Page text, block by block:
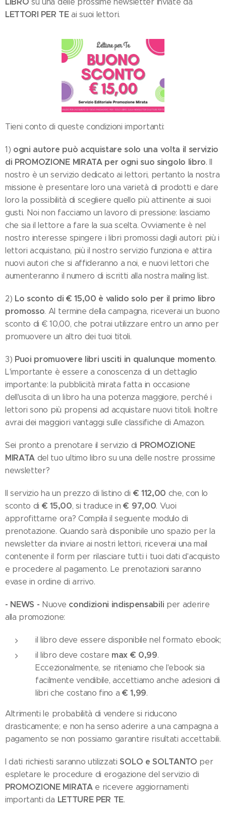
LETTORI PER TEai suoi lettori.
Tieni conto di queste condizioni importanti:
1) ogni autore può acquistare solo una volta il servizio
di PROMOZIONE MIRATA per ogni suo singolo libro. Il
nostro è un servizio dedicato ai lettori, pertanto la nostra
missione è presentare loro una varietà di prodotti e dare
loro la possibilità di scegliere quello più attinente ai suoi
gusti. Noi non facciamo un lavoro di pressione: lasciamo
che sia il lettore a fare la sua scelta. Ovviamente è nel
nostro interesse spingere i libri promossi dagli autori: più i
lettori acquistano, più il nostro servizio funziona e attira
nuovi autori che si affideranno a noi, e nuovi lettori che
aumenteranno il numero di iscritti alla nostra mailing list.
2) Lo sconto di € 15,00 è valido solo per il primo libro
promosso. Al termine della campagna, riceverai un buono
sconto di € 10,00, che potrai utilizzare entro un anno per
promuovere un altro dei tuoi titoli.
3) Puoi promuovere libri usciti in qualunque momento.
L'importante è essere a conoscenza di un dettaglio
importante: la pubblicità mirata fatta in occasione
dell'uscita di un libro ha una potenza maggiore, perché i
lettori sono più propensi ad acquistare nuovi titoli. Inoltre
avrai dei maggiori vantaggi sulle classifiche di Amazon.
Sei pronto a prenotare il servizio di PROMOZIONE
MIRATA del tuo ultimo libro su una delle nostre prossime
newsletter?
Il servizio ha un prezzo di listino di € 112,00 che, con lo
sconto di € 15,00, si traduce in€ 97,00. Vuoi
approfittarne ora? Compila il seguente modulo di
prenotazione. Quando sarà disponibile uno spazio per la
newsletter da inviare ai nostri lettori, riceverai una mail
contenente il form per rilasciare tutti i tuoi dati d'acquisto
e procedere al pagamento. Le prenotazioni saranno
evase in ordine di arrivo.
- NEWS - Nuove condizioni indispensabili per aderire
alla promozione:
il libro deve essere disponibile nel formato ebook;
il libro deve costare max € 0,99.
Eccezionalmente, se riteniamo che l'ebook sia
facilmente vendibile, accettiamo anche adesioni di
libri che costano fino a € 1,99.
Altrimenti le probabilità di vendere si riducono
drasticamente; e non ha senso aderire a una campagna a
pagamento se non possiamo garantire risultati accettabili.
I dati richiesti saranno utilizzati SOLO e SOLTANTO per
espletare le procedure di erogazione del servizio di
PROMOZIONE MIRATAe ricevere aggiornamenti
importanti da LETTURE PER TE.